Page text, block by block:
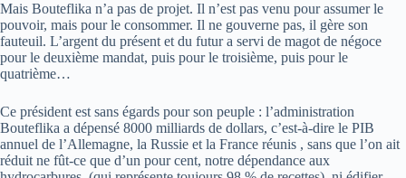
Mais Bouteflika n’a pas de projet. Il n’est pas venu pour assumer le
pouvoir, mais pour le consommer. Il ne gouverne pas, il gère son
fauteuil. L’argent du présent et du futur a servi de magot de négoce
pour le deuxième mandat, puis pour le troisième, puis pour le
quatrième…
Ce président est sans égards pour son peuple : l’administration
Bouteflika a dépensé 8000 milliards de dollars, c’est-à-dire le PIB
annuel de l’Allemagne, la Russie et la France réunis , sans que l’on ait
réduit ne fût-ce que d’un pour cent, notre dépendance aux